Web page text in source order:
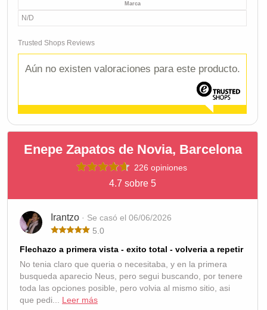
Marca
N/D
Trusted Shops Reviews
Aún no existen valoraciones para este producto.
Enepe Zapatos de Novia, Barcelona
226 opiniones
4.7 sobre 5
Irantzo · Se casó el 06/06/2026
5.0
Flechazo a primera vista - exito total - volveria a repetir
No tenia claro que queria o necesitaba, y en la primera
busqueda aparecio Neus, pero segui buscando, por tenere
toda las opciones posible, pero volvia al mismo sitio, asi
que pedi... Leer más